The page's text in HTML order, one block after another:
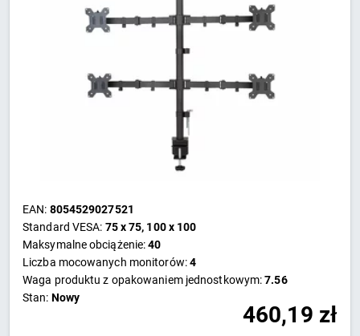
EAN: 8054529027521
Standard VESA: 75 x 75, 100 x 100
Maksymalne obciążenie:40
Liczba mocowanych monitorów:4
Waga produktu z opakowaniem jednostkowym:7.56
Stan: Nowy
460,19 zł